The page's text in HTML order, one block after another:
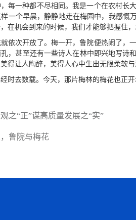
每一种都不尽相同。我是一个在农村长
一个早晨，静静地走在梅园中，我感慨
在机会到来的时候，我们才能够把握住
依次开放了。梅一开，鲁院便热闹了，
，甚至还有一些诗人在林中即兴地写诗
得让人陶醉，美得人心中生出无限柔软
时去数载。今天，那片梅林的梅花也正
之“正”谋高质量发展之“实”
鲁院与梅花